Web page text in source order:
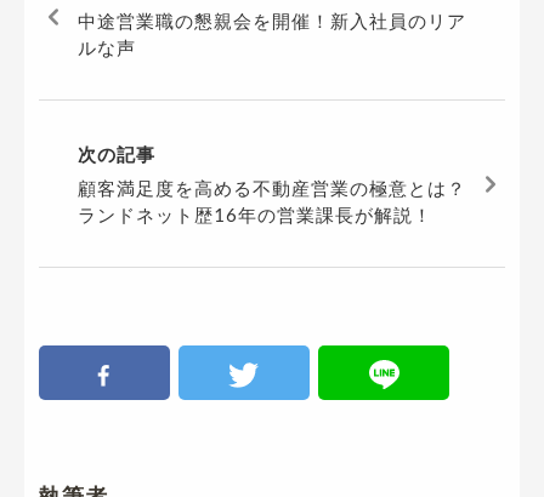
中途営業職の懇親会を開催！新入社員のリア
ルな声
次の記事
顧客満足度を高める不動産営業の極意とは？
ランドネット歴16年の営業課長が解説！